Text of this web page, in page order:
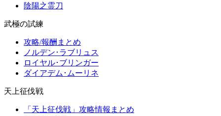
陰陽之霊刀
武極の試練
攻略/報酬まとめ
ノルデン･ラブリュス
ロイヤル･ブリンガー
ダイアデム･ムーリネ
天上征伐戦
「天上征伐戦」攻略情報まとめ